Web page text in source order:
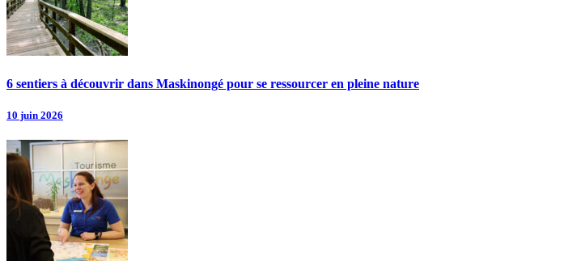
6 sentiers à découvrir dans Maskinongé pour se ressourcer en pleine nature
10 juin 2026